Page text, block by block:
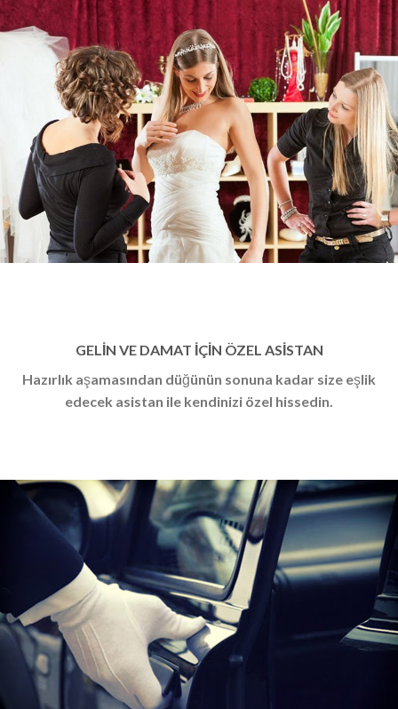
GELİN VE DAMAT İÇİN ÖZEL ASİSTAN
Hazırlık aşamasından düğünün sonuna kadar size eşlik
edecek asistan ile kendinizi özel hissedin.